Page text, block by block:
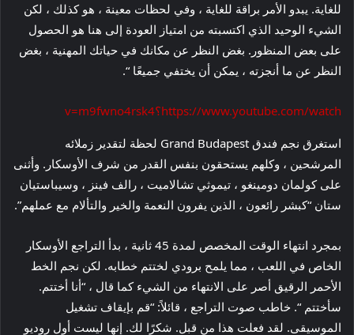
للغاية. يبدو الأمر براقة للغاية ، وفي لحظات معينة ، هو كذلك ، لكن
الشيء الوحيد الذي اكتسبته من امتياز العودة إلى هنا هو الحصول
على بعض المنظور. بغض النظر عن مكانك في حياتك المهنية ، بغض
النظر عن ما أنجزته ، يمكن أن يختفي جميعًا “.
https://www.youtube.com/watch؟v=m9fwno4rsk4
استغرق نجم فندق Grand Budapest لحظة لتقدير زملائه
المرشحين ، وكلهم يستحقون بنفس القدر من شرف الأوسكار. وأثنى
على كولمان دومينغو ، تيموثي تشالاميت ، رالف فينز ، وسيباستيان
ستان “كبشر رائعون ، الذين يفرون النعمة والخير والتألام مع عملهم”.
بمجرد انتهاء الوقت المخصص لمدة 45 ثانية ، بدأ التراجع الأوسكار
الخاص في اللعب ، مما يلمح برودي لختتم خطابه. لكن نجم الخط
الأحمر الرقيق أصر على الانتهاء من الشيء كما قال ، “أنا أختتم.
سأختتم “. خاطب صوت التراجع ، قائلاً: “قم بإيقاف تشغيل
الموسيقى. لقد فعلت هذا من قبل. شكرًا لك. إنها ليست أول روديو